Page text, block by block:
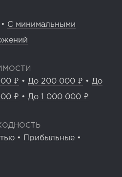
• С минимальными
₽ • До 200 000 ₽ • До
₽ • До 1 000 000 ₽
• Прибыльные •